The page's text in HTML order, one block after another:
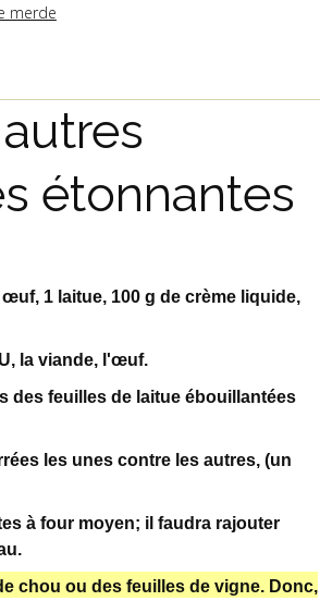
merde
étonnantes
1 laitue, 100 g de crème liquide,
la viande, l'œuf.
des feuilles de laitue ébouillantées
les unes contre les autres, (un
à four moyen; il faudra rajouter
chou ou des feuilles de vigne. Donc,